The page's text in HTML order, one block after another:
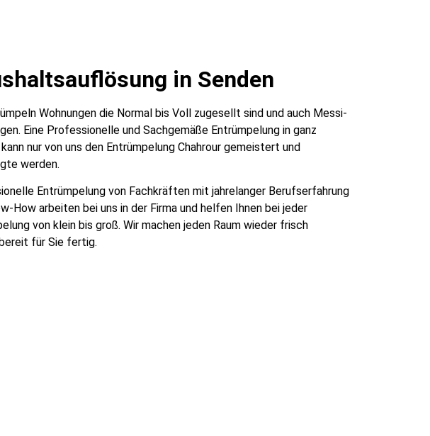
in Senden
Wohnungen die Normal bis Voll zugesellt sind und auch Messi-
Eine Professionelle und Sachgemäße Entrümpelung in ganz
nur von uns den Entrümpelung Chahrour gemeistert und
werden.
Entrümpelung von Fachkräften mit jahrelanger Berufserfahrung
How arbeiten bei uns in der Firma und helfen Ihnen bei jeder
von klein bis groß. Wir machen jeden Raum wieder frisch
für Sie fertig.